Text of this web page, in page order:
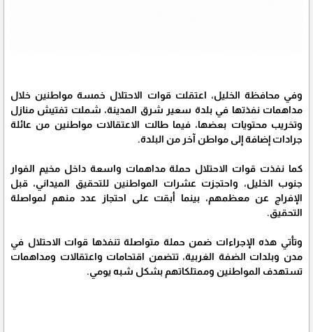
وفي محافظة الخليل، اعتقلت قوات الاحتلال خمسة مواطنين خلال
مداهمات نفذتها في بلدة سعير شرق المدينة، شملت تفتيش منازل
وتخريب محتويات بعضها، فيما طالت الاعتقالات مواطنين من عائلة
جرادات إضافة إلى مواطن آخر من البلدة.
كما نفذت قوات الاحتلال حملة مداهمات واسعة داخل مخيم الفوار
جنوب الخليل، واحتجزت عشرات المواطنين للتحقيق الميداني، قبل
الإفراج عن معظمهم، بينما أبقت على احتجاز عدد منهم لمواصلة
التحقيق.
وتأتي هذه الإجراءات ضمن حملة متواصلة تنفذها قوات الاحتلال في
مدن وبلدات الضفة الغربية، تتضمن اقتحامات واعتقالات ومداهمات
تستهدف المواطنين وممتلكاتهم بشكل شبه يومي.